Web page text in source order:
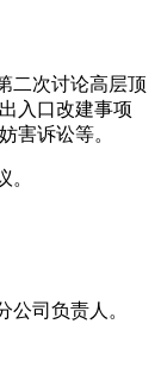
次讨论高层顶
入口改建事项
害诉讼等。
司负责人。